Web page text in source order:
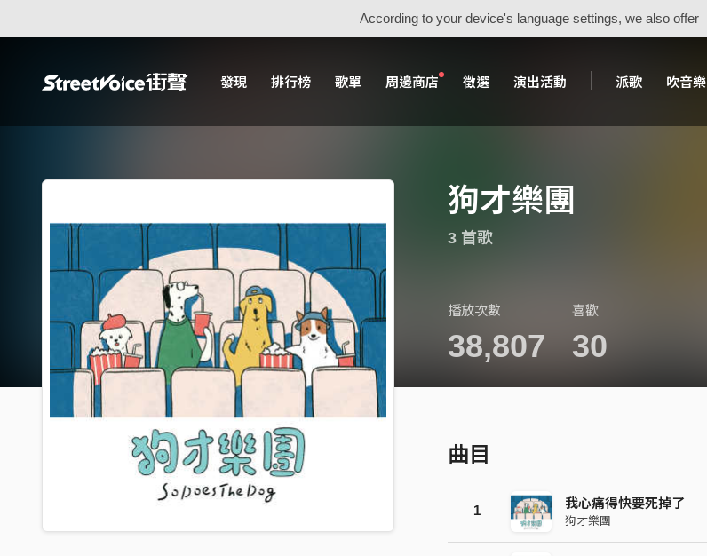
According to your device's language settings, we also offer
發現 排行榜 歌單 周邊商店 徵選 演出活動 派歌 吹音樂
狗才樂團
3 首歌
播放次數
38,807
喜歡
30
曲目
1 我心痛得快要死掉了
狗才樂團